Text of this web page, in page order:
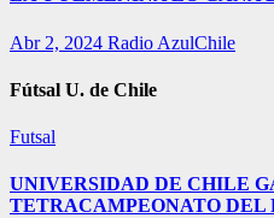
Abr 2, 2024 Radio AzulChile
Fútsal U. de Chile
Futsal
UNIVERSIDAD DE CHILE
TETRACAMPEONATO DEL